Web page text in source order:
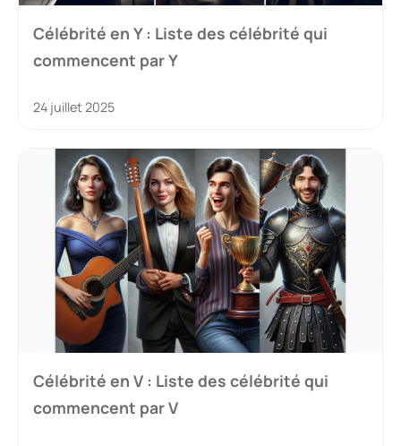
Célébrité en Y : Liste des célébrité qui
commencent par Y
24 juillet 2025
Célébrité en V : Liste des célébrité qui
commencent par V